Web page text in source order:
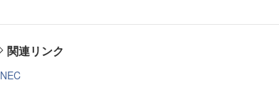
関連リンク
NEC